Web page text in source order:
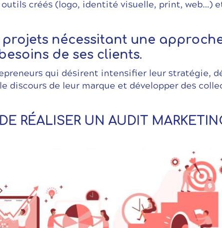
outils créés (logo, identité visuelle, print,
nécessitant une
de ses clients.
qui désirent intensifier leur stratégie,
discours de leur marque et développer des
RÉALISER UN AUDIT